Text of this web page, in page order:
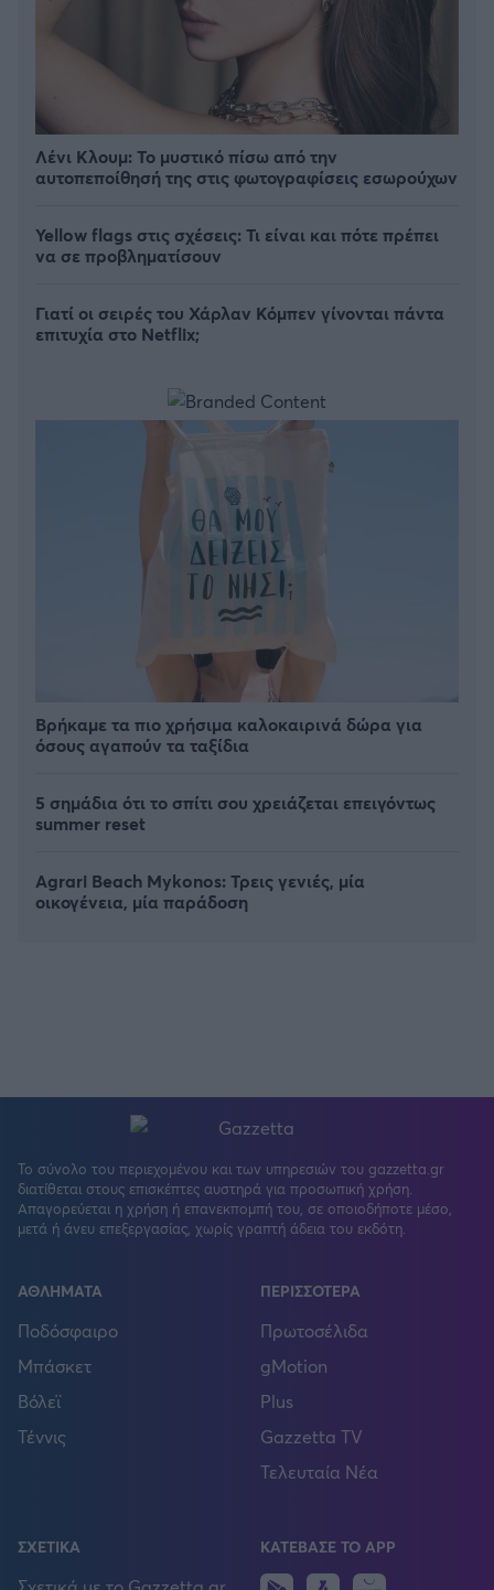
Λένι Κλουμ: Το μυστικό πίσω από την
αυτοπεποίθησή της στις φωτογραφίσεις εσωρούχων
Yellow flags στις σχέσεις: Τι είναι και πότε πρέπει
να σε προβληματίσουν
Γιατί οι σειρές του Χάρλαν Κόμπεν γίνονται πάντα
επιτυχία στο Netflix;
Βρήκαμε τα πιο χρήσιμα καλοκαιρινά δώρα για
όσους αγαπούν τα ταξίδια
5 σημάδια ότι το σπίτι σου χρειάζεται επειγόντως
summer reset
Agrari Beach Mykonos: Τρεις γενιές, μία
οικογένεια, μία παράδοση
Το σύνολο του περιεχομένου και των υπηρεσιών του gazzetta.gr
διατίθεται στους επισκέπτες αυστηρά για προσωπική χρήση.
Απαγορεύεται η χρήση ή επανεκπομπή του, σε οποιοδήποτε μέσο,
μετά ή άνευ επεξεργασίας, χωρίς γραπτή άδεια του εκδότη.
ΑΘΛΗΜΑΤΑ
Ποδόσφαιρο
Μπάσκετ
Βόλεϊ
Τέννις
ΠΕΡΙΣΣΟΤΕΡΑ
Πρωτοσέλιδα
gMotion
Plus
Gazzetta TV
Τελευταία Νέα
ΣΧΕΤΙΚΑ ΚΑΤΕΒΑΣΕ ΤΟ APP